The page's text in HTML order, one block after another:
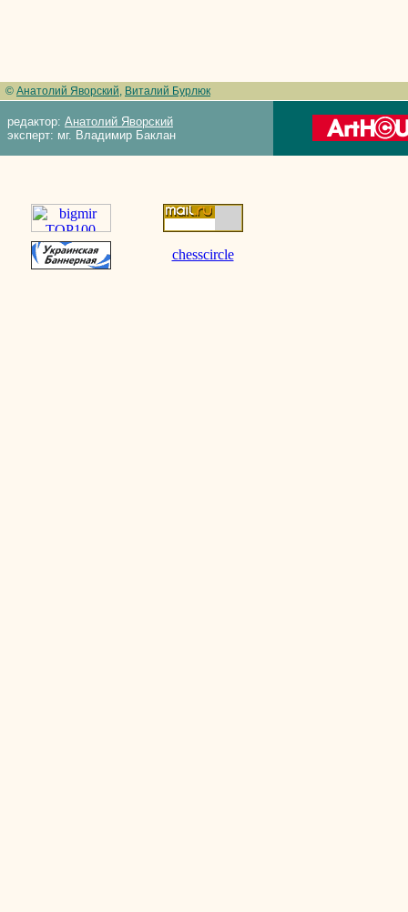
© Анатолий Яворский, Виталий Бурлюк
редактор: Анатолий Яворский
эксперт: мг. Владимир Баклан
chesscircle